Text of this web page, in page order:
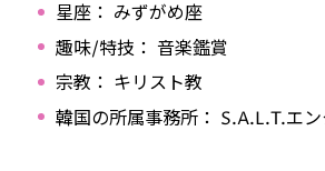
星座： みずがめ座
趣味/特技： 音楽鑑賞
宗教： キリスト教
韓国の所属事務所： S.A.L.T.エ